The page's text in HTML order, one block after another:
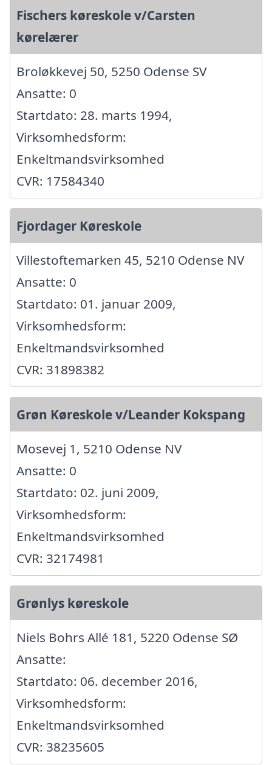
Fischers køreskole v/Carsten
kørelærer
Broløkkevej 50, 5250 Odense SV
Ansatte: 0
Startdato: 28. marts 1994,
Virksomhedsform:
Enkeltmandsvirksomhed
CVR: 17584340
Fjordager Køreskole
Villestoftemarken 45, 5210 Odense NV
Ansatte: 0
Startdato: 01. januar 2009,
Virksomhedsform:
Enkeltmandsvirksomhed
CVR: 31898382
Grøn Køreskole v/Leander Kokspang
Mosevej 1, 5210 Odense NV
Ansatte: 0
Startdato: 02. juni 2009,
Virksomhedsform:
Enkeltmandsvirksomhed
CVR: 32174981
Grønlys køreskole
Niels Bohrs Allé 181, 5220 Odense SØ
Ansatte:
Startdato: 06. december 2016,
Virksomhedsform:
Enkeltmandsvirksomhed
CVR: 38235605